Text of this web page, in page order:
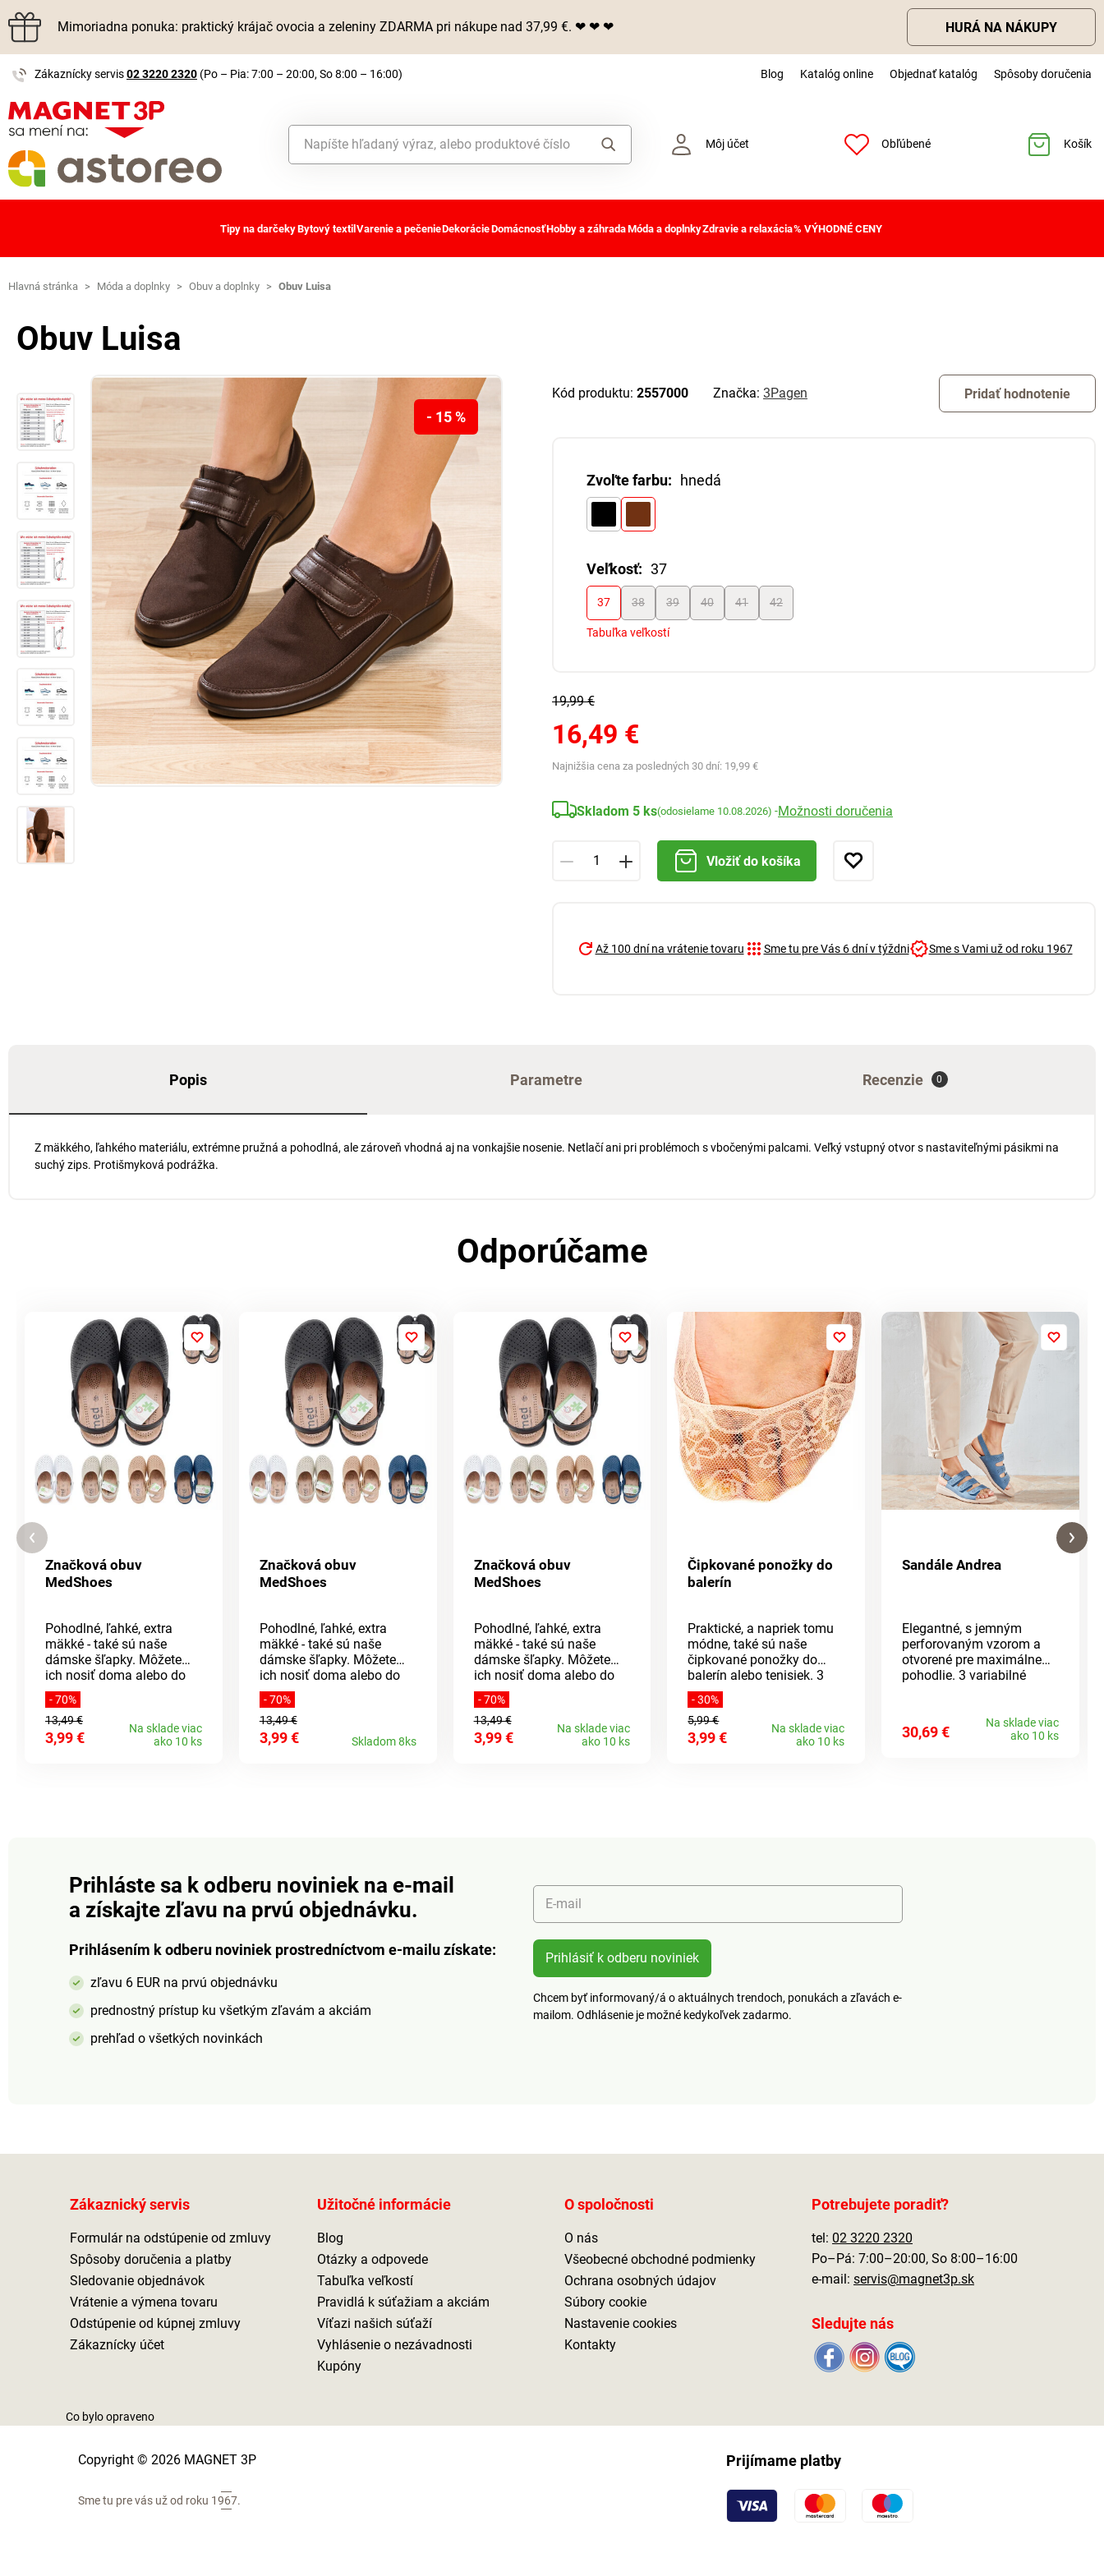
Mimoriadna ponuka: praktický krájač ovocia a zeleniny ZDARMA pri nákupe nad 37,99 €. ❤ ❤ ❤ HURÁ NA NÁKUPY
Zákaznícky servis02 3220 2320 (Po – Pia: 7:00 – 20:00, So 8:00 – 16:00) Blog Katalóg online Objednať katalóg Spôsoby doručenia
Môj účet Obľúbené Košík
Tipy na darčekyBytový textil Varenie a pečenieDekorácieDomácnosťHobby a záhradaMóda a doplnkyZdravie a relaxácia% VÝHODNÉ CENY
Hlavná stránka > Móda a doplnky > Obuv a doplnky > Obuv Luisa
Obuv Luisa
- 15 %
Kód produktu: 2557000 Značka: 3Pagen Pridať hodnotenie
Zvoľte farbu: hnedá
Veľkosť: 37
37 38 39 40 41 42
Tabuľka veľkostí
19,99 €
16,49 €
Najnižšia cena za posledných 30 dní: 19,99 €
Skladom 5 ks(odosielame 10.08.2026) -Možnosti doručenia
Vložiť do košíka
Až 100 dní na vrátenie tovaru Sme tu pre Vás 6 dní v týždni Sme s Vami už od roku 1967
Popis Parametre Recenzie 0
Z mäkkého, ľahkého materiálu, extrémne pružná a pohodlná, ale zároveň vhodná aj na vonkajšie nosenie. Netlačí ani pri problémoch s vbočenými palcami. Veľký vstupný otvor s nastaviteľnými pásikmi na
suchý zips. Protišmyková podrážka.
Odporúčame
Značková obuv
MedShoes
Pohodlné, ľahké, extra
mäkké - také sú naše
dámske šľapky. Môžete
ich nosiť doma alebo do
nich jednoducho vkĺznete
a vyjdete na záhradu.
Majú skvelé odvetrávanie
a ľahko sa obúvajú,
trvanlivý.Veľkosť: 36 - 41
(doporučujeme kupovať o
číslo väčšie).
- 70%
13,49 €
3,99 €
Na sklade viac
ako 10 ks
Značková obuv
MedShoes
Pohodlné, ľahké, extra
mäkké - také sú naše
dámske šľapky. Môžete
ich nosiť doma alebo do
nich jednoducho vkĺznete
a vyjdete na záhradu.
Majú skvelé odvetrávanie
a ľahko sa obúvajú,
trvanlivýVeľkosť: 36 - 41
(doporučujeme kupovať o
číslo väčšie)
- 70%
13,49 €
3,99 € Skladom 8ks
Značková obuv
MedShoes
Pohodlné, ľahké, extra
mäkké - také sú naše
dámske šľapky. Môžete
ich nosiť doma alebo do
nich jednoducho vkĺznete
a vyjdete na záhradu.
Majú skvelé odvetrávanie
a ľahko sa obúvajú,
číslo väčšie).
- 70%
13,49 €
3,99 €
Na sklade viac
ako 10 ks
Čipkované ponožky do
balerín
Praktické, a napriek tomu
módne, také sú naše
čipkované ponožky do
balerín alebo tenisiek. 3
kusy v balení. Ponožky sú
opatrené silikónovými
páskami, ktoré skvele
priľnú a držia ich na
- 30%
5,99 €
3,99 €
Na sklade viac
ako 10 ks
Sandále Andrea
Elegantné, s jemným
perforovaným vzorom a
otvorené pre maximálne
pohodlie. 3 variabilné
päte poskytujú dobrú
oporu a ľahko sa
30,69 €
Na sklade viac
ako 10 ks
Prihláste sa k odberu noviniek na e-mail
a získajte zľavu na prvú objednávku.
Prihlásením k odberu noviniek prostredníctvom e-mailu získate:
zľavu 6 EUR na prvú objednávku
prednostný prístup ku všetkým zľavám a akciám
prehľad o všetkých novinkách
E-mail
Prihlásiť k odberu noviniek
Chcem byť informovaný/á o aktuálnych trendoch, ponukách a zľavách e-
mailom. Odhlásenie je možné kedykoľvek zadarmo.
Zákaznický servis
Formulár na odstúpenie od zmluvy
Spôsoby doručenia a platby
Sledovanie objednávok
Vrátenie a výmena tovaru
Odstúpenie od kúpnej zmluvy
Zákaznícky účet
Užitočné informácie
Blog
Otázky a odpovede
Tabuľka veľkostí
Pravidlá k súťažiam a akciám
Víťazi našich súťaží
Vyhlásenie o nezávadnosti
Kupóny
O spoločnosti
O nás
Všeobecné obchodné podmienky
Ochrana osobných údajov
Súbory cookie
Nastavenie cookies
Kontakty
Potrebujete poradiť?
tel: 02 3220 2320
Po–Pá: 7:00–20:00, So 8:00–16:00
e-mail: servis@magnet3p.sk
Sledujte nás
Co bylo opraveno
Copyright © 2026 MAGNET 3P
Sme tu pre vás už od roku 1967.
Prijímame platby